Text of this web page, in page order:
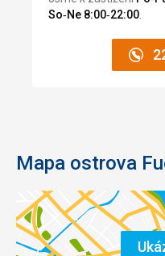
So‑Ne 8:00‑22:00
Mapa ostrova